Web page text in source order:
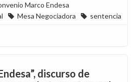
Marco Endesa
Mesa Negociadora sentencia
discurso de